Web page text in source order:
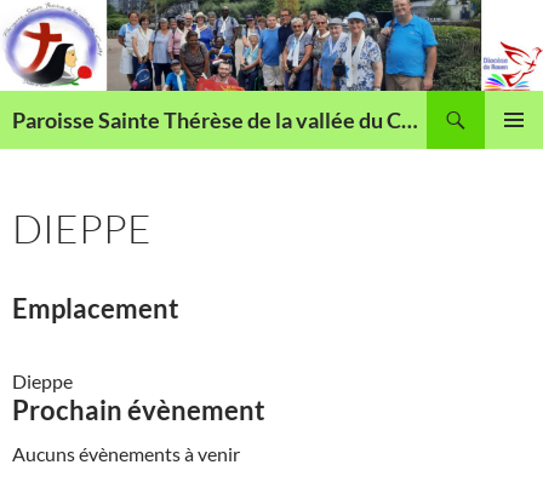
Aller
au
contenu
Paroisse Sainte Thérèse de la vallée du Cailly
DIEPPE
Emplacement
Dieppe
Prochain évènement
Aucuns évènements à venir